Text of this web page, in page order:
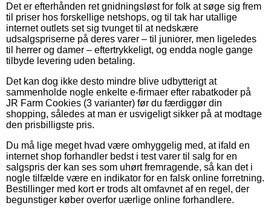
Det er efterhånden ret gnidningsløst for folk at søge sig frem
til priser hos forskellige netshops, og til tak har utallige
internet outlets set sig tvunget til at nedskære
udsalgspriserne på deres varer – til juniorer, men ligeledes
til herrer og damer – eftertrykkeligt, og endda nogle gange
tilbyde levering uden betaling.
Det kan dog ikke desto mindre blive udbytterigt at
sammenholde nogle enkelte e-firmaer efter rabatkoder på
JR Farm Cookies (3 varianter) før du færdiggør din
shopping, således at man er usvigeligt sikker på at modtage
den prisbilligste pris.
Du må lige meget hvad være omhyggelig med, at ifald en
internet shop forhandler bedst i test varer til salg for en
salgspris der kan ses som uhørt fremragende, så kan det i
nogle tilfælde være en indikator for en falsk online forretning.
Bestillinger med kort er trods alt omfavnet af en regel, der
begunstiger køber overfor uærlige online forhandlere.